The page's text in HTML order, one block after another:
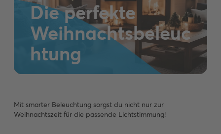
Die perfekte
Weihnachtsbeleuc
htung
Mit smarter Beleuchtung sorgst du nicht nur zur
Weihnachtszeit für die passende Lichtstimmung!